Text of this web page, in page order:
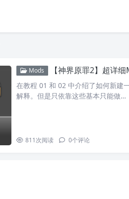
Mods 【神界原罪2】超详细
在教程 01 和 02 中介绍了如何新建
解释。但是只依靠这些基本只能做…
811次阅读 0个评论